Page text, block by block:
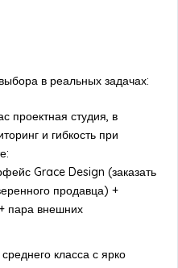
в реальных задачах:
проектная студия, в
и гибкость при
Grace Design (заказать
продавца) +
пара внешних
класса с ярко